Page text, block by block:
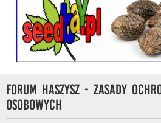
Forum Haszysz - Zasady
osobowych